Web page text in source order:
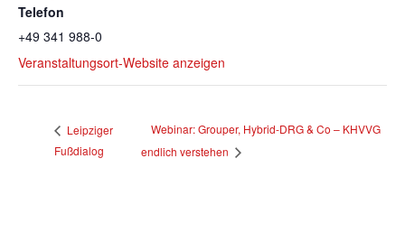
Telefon
+49 341 988-0
Veranstaltungsort-Website anzeigen
Leipziger
Fußdialog
Webinar: Grouper, Hybrid-DRG & Co – KHVVG
endlich verstehen